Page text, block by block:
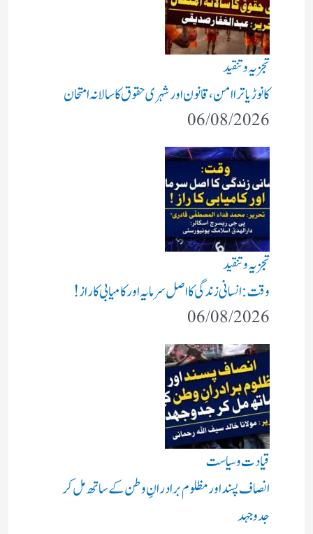
تجزیہ و تنقید
کانوڑ یاترا امن،قانون اور شہری حقوق کا سالانہ امتحان
06/08/2026
تجزیہ و تنقید
وقت: انسانی زندگی کا اصل سرمایہ اور کامیابی کا راز !
06/08/2026
قیادت وسیاست
انصاف پسند اور مظلوم برادرانِ وطن کے ساتھ مل کر
جدوجہد